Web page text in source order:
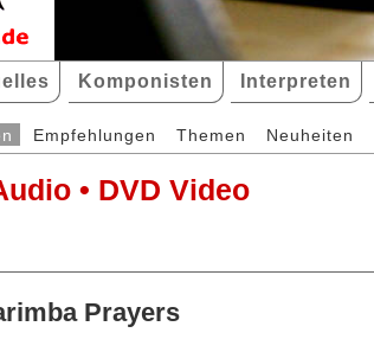
Komponisten Interpreten
Empfehlungen Themen Neuheiten
• DVD Video
Prayers